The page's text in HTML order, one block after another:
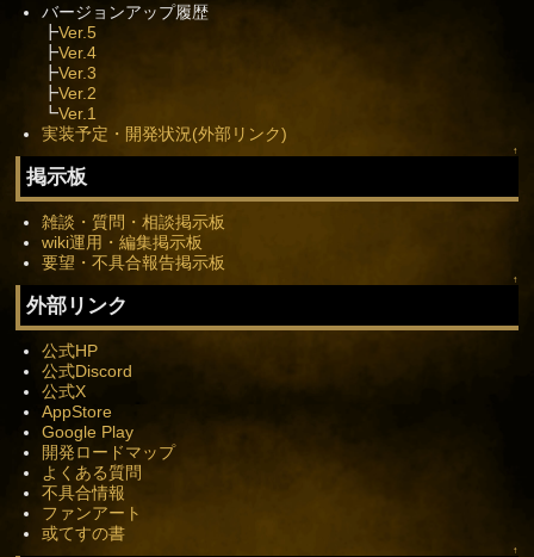
バージョンアップ履歴
┣Ver.5
┣Ver.4
┣Ver.3
┣Ver.2
┗Ver.1
実装予定・開発状況(外部リンク)
↑
掲示板
雑談・質問・相談掲示板
wiki運用・編集掲示板
要望・不具合報告掲示板
↑
外部リンク
公式HP
公式Discord
公式X
AppStore
Google Play
開発ロードマップ
よくある質問
不具合情報
ファンアート
或てすの書
↑